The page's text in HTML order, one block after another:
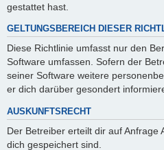
gestattet hast.
GELTUNGSBEREICH DIESER
Diese Richtlinie umfasst nur den
Software umfassen. Sofern der
seiner Software weitere
er dich darüber gesondert
AUSKUNFTSRECHT
Der Betreiber erteilt dir auf Anfrage
dich gespeichert sind.